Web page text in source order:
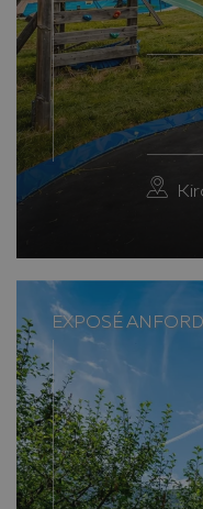
EXPOSÉ